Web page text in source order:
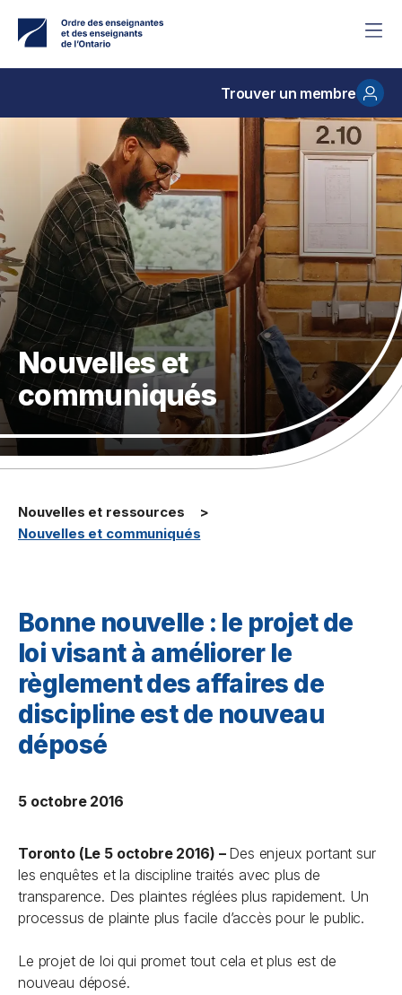
contenu
Trouver un membre
Nouvelles et
communiqués
Nouvelles et ressources
Nouvelles et communiqués
Bonne nouvelle : le projet de
loi visant à améliorer le
règlement des affaires de
discipline est de nouveau
déposé
5 octobre 2016
Toronto (Le 5 octobre 2016) – Des enjeux portant sur
les enquêtes et la discipline traités avec plus de
transparence. Des plaintes réglées plus rapidement. Un
processus de plainte plus facile d’accès pour le public.
Le projet de loi qui promet tout cela et plus est de
nouveau déposé.